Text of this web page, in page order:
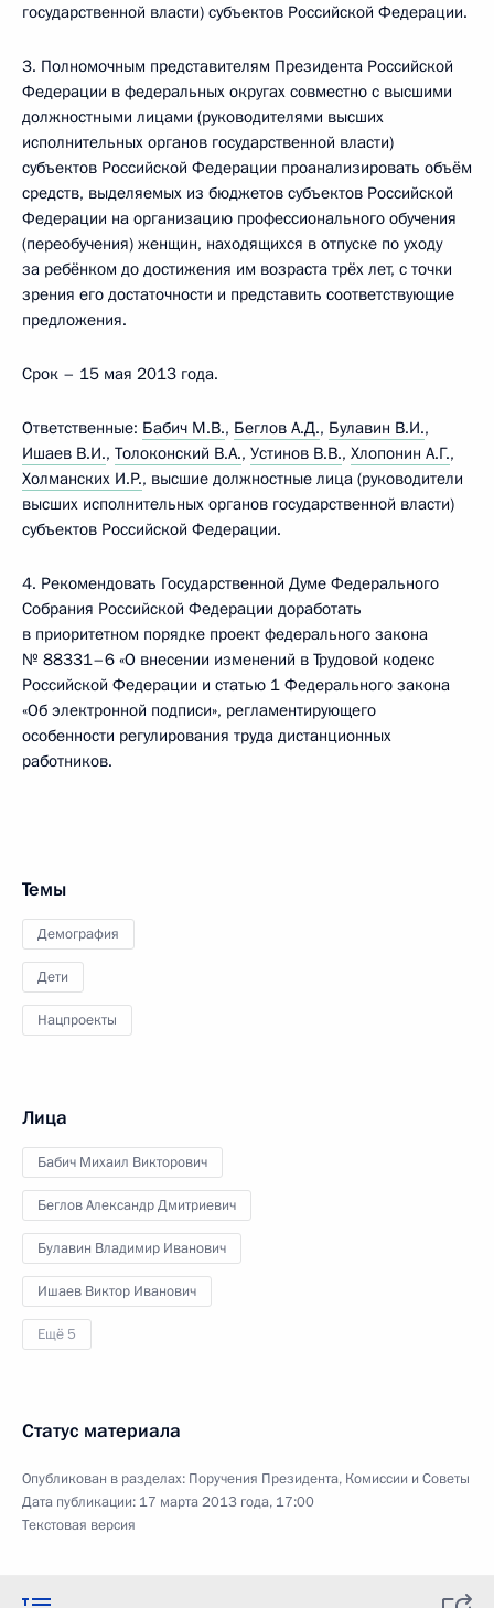
государственной власти) субъектов Российской Федерации.
3. Полномочным представителям Президента Российской
Федерации в федеральных округах совместно с высшими
должностными лицами (руководителями высших
исполнительных органов государственной власти)
субъектов Российской Федерации проанализировать объём
средств, выделяемых из бюджетов субъектов Российской
Федерации на организацию профессионального обучения
(переобучения) женщин, находящихся в отпуске по уходу
за ребёнком до достижения им возраста трёх лет, с точки
зрения его достаточности и представить соответствующие
предложения.
Срок – 15 мая 2013 года.
Ответственные: Бабич М.В., Беглов А.Д., Булавин В.И.,
Ишаев В.И., Толоконский В.А., Устинов В.В., Хлопонин А.Г.,
Холманских И.Р., высшие должностные лица (руководители
высших исполнительных органов государственной власти)
субъектов Российской Федерации.
4. Рекомендовать Государственной Думе Федерального
Собрания Российской Федерации доработать
в приоритетном порядке проект федерального закона
№ 88331–6 «О внесении изменений в Трудовой кодекс
Российской Федерации и статью 1 Федерального закона
«Об электронной подписи», регламентирующего
особенности регулирования труда дистанционных
работников.
Темы
Демография
Дети
Нацпроекты
Лица
Бабич Михаил Викторович
Беглов Александр Дмитриевич
Булавин Владимир Иванович
Ишаев Виктор Иванович
Ещё 5
Статус материала
Опубликован в разделах: Поручения Президента, Комиссии и Советы
Дата публикации: 17 марта 2013 года, 17:00
Текстовая версия